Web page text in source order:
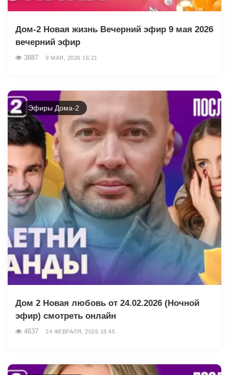
Дом-2 Новая жизнь Вечерний эфир 9 мая 2026
вечерний эфир
3887 9 МАЯ, 2026 16:21
Эфиры Дома-2
Дом 2 Новая любовь от 24.02.2026 (Ночной
эфир) смотреть онлайн
4637 24 ФЕВРАЛЯ, 2026 18:45